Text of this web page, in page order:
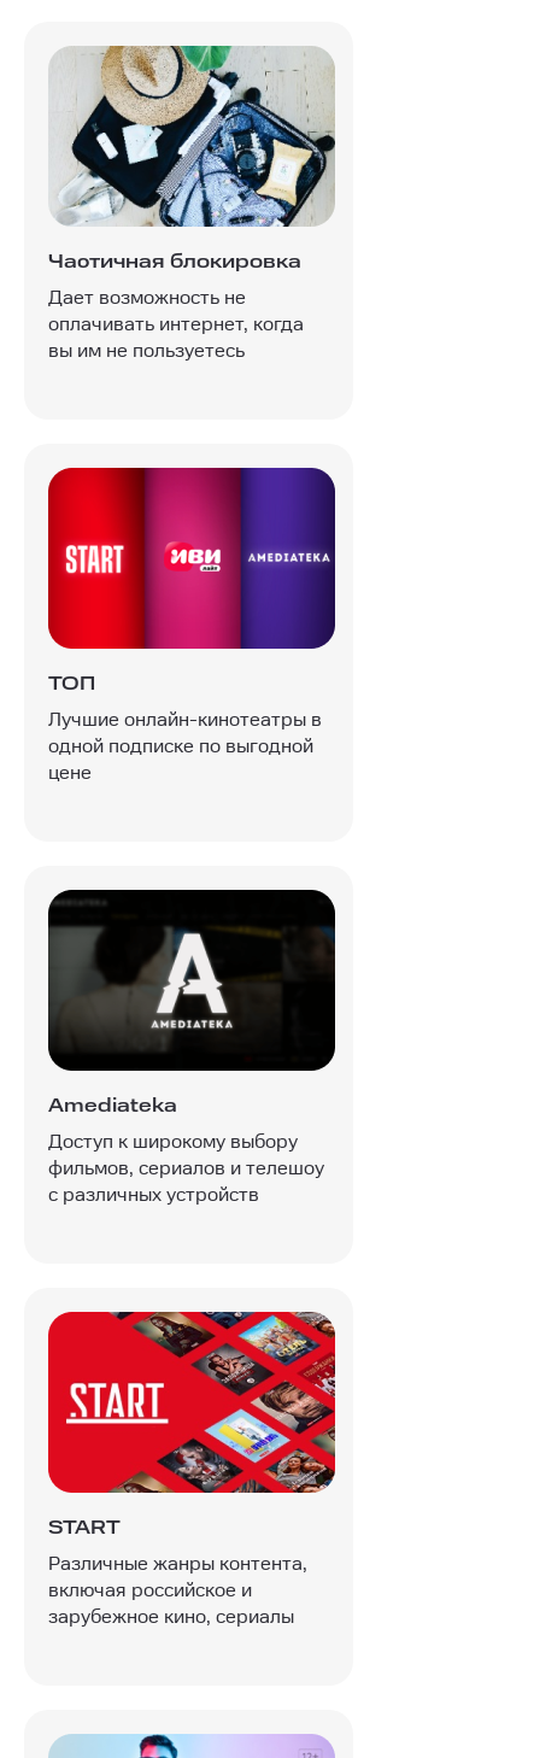
Частичная блокировка
Дает возможность не
оплачивать интернет, когда
вы им не пользуетесь
ТОП
Лучшие онлайн-кинотеатры в
одной подписке по выгодной
цене
Amediateka
Доступ к широкому выбору
фильмов, сериалов и телешоу
с различных устройств
START
Различные жанры контента,
включая российское и
зарубежное кино, сериалы